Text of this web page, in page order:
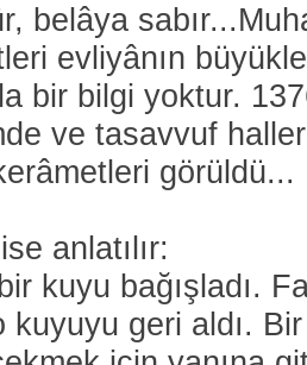
belâya
evliyânın
bir bilgi yoktur.
ve tasavvuf
anlatılır:
kuyu bağışladı.
geri aldı. Bir